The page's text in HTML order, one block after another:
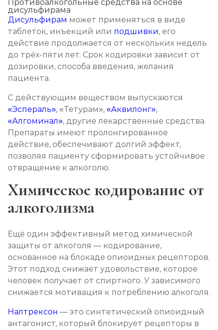
Противоалкогольные средства на основе
дисульфирама
Дисульфирам может применяться в виде
таблеток, инъекций или подшивки, его
действие продолжается от нескольких недель
до трёх-пяти лет. Срок кодировки зависит от
дозировки, способа введения, желания
пациента.
С действующим веществом выпускаются
«Эспераль», «Тетурам», «Аквилонг»,
«Алгоминал», другие лекарственные средства.
Препараты имеют пролонгированное
действие, обеспечивают долгий эффект,
позволяя пациенту сформировать устойчивое
отвращение к алкоголю.
Химическое кодирование от
алкоголизма
Ещё один эффективный метод химической
защиты от алкоголя — кодирование,
основанное на блокаде опиоидных рецепторов.
Этот подход снижает удовольствие, которое
человек получает от спиртного. У зависимого
снижается мотивация к потреблению алкоголя.
Налтрексон — это синтетический опиоидный
антагонист, который блокирует рецепторы в